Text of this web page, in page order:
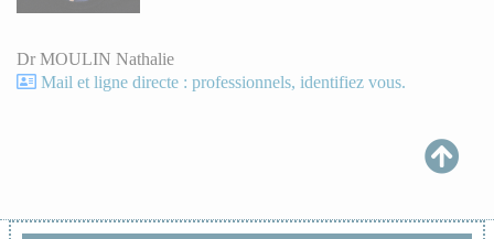
Dr MOULIN Nathalie
Mail et ligne directe : professionnels, identifiez vous.